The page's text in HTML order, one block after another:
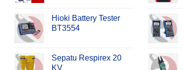
Hioki Battery Tester
BT3554
Sepatu Respirex 20
KV